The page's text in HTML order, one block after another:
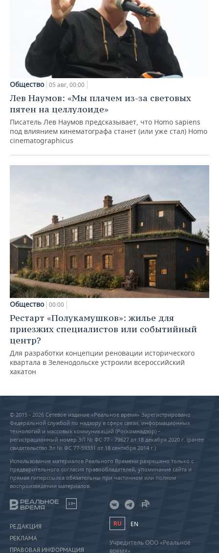
Общество 05 авг, 00:00
Лев Наумов: «Мы плачем из-за световых
пятен на целлулоиде»
Писатель Лев Наумов предсказывает, что Homo sapiens
под влиянием кинематографа станет (или уже стал) Homo
cinematographicus
Общество 00:00
Рестарт «Полукамушков»: жилье для
приезжих специалистов или событийный
центр?
Для разработки концепции реновации исторического
квартала в Зеленодольске устроили всероссийский
хакатон
© 2015 - 2026 Сетевое издание «Реальное время» Зарегистрировано
Федеральной службой по надзору в сфере связи, информационных
технологий и массовых коммуникаций (Роскомнадзор) –
регистрационный номер ЭЛ № ФС 77 - 79627 от 18 декабря 2020 г. (ранее
свидетельство Эл № ФС 77-59331 от 18 сентября 2014 г.)
Использование материалов Реального Времени разрешено только с
предварительного согласия правообладателей, упоминание сайта и
прямая гиперссылка обязательны при частичном или полном
воспроизведении материалов.
18+
РЕДАКЦИЯ
РЕКЛАМА
ПРАВОВАЯ ИНФОРМАЦИЯ
RU EN
Учредитель ООО «Реальное
время»